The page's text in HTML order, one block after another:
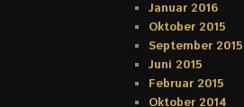
Januar 2016
Oktober 2015
September 2015
Juni 2015
Februar 2015
Oktober 2014